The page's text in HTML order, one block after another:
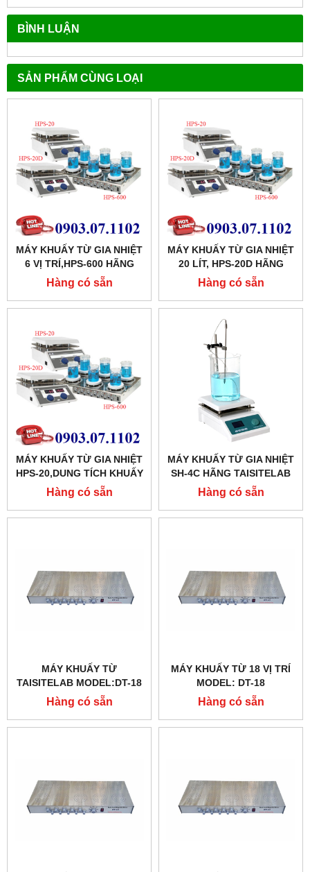
BÌNH LUẬN
SẢN PHẨM CÙNG LOẠI
MÁY KHUẤY TỪ GIA NHIỆT
6 VỊ TRÍ,HPS-600 HÃNG
TAISITE
Hàng có sẵn
MÁY KHUẤY TỪ GIA NHIỆT
20 LÍT, HPS-20D HÃNG
TAISITE
Hàng có sẵn
MÁY KHUẤY TỪ GIA NHIỆT
HPS-20,DUNG TÍCH KHUẤY
20 LÍT
Hàng có sẵn
MÁY KHUẤY TỪ GIA NHIỆT
SH-4C HÃNG TAISITELAB
Hàng có sẵn
MÁY KHUẤY TỪ
TAISITELAB MODEL:DT-18
Hàng có sẵn
MÁY KHUẤY TỪ 18 VỊ TRÍ
MODEL: DT-18
Hàng có sẵn